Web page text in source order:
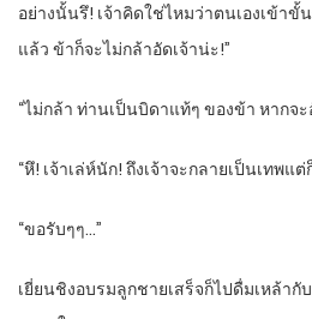
อย่างนั้นรึ! เจ้าคิดใช่ไหมว่าตนเองเข้า
แล้ว ข้าก็จะไม่กล้าอัดเจ้าน่ะ!”
“ไม่กล้า ท่านเป็นบิดาแท้ๆ ของข้า หากจ
“หึ! เจ้าเล่ห์นัก! ถึงเจ้าจะกลายเป็นเทพแ
“ขอรับๆๆ…”
เยี่ยนชิงอบรมลูกชายเสร็จก็ไปดื่มเหล้า